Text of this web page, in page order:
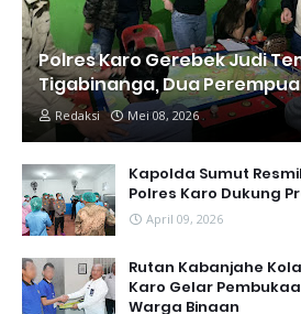
Polres Karo Gerebek Judi
Tigabinanga, Dua
Redaksi Mei 08, 2026
Kapolda Sumut
Polres Karo Dukung
April 09, 2026
Rutan Kabanjahe
Karo Gelar
Warga Binaan